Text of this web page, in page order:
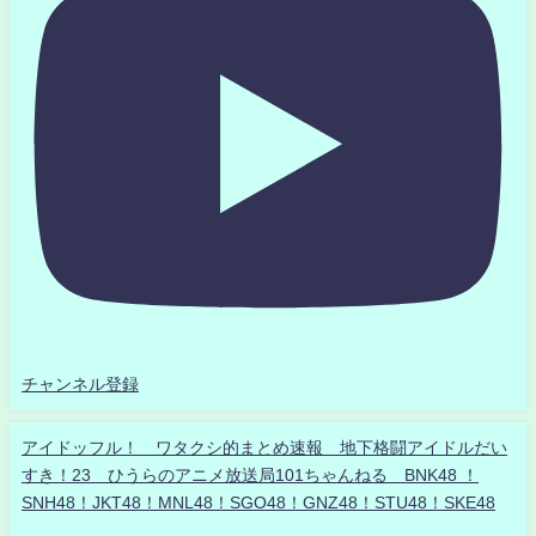
チャンネル登録
アイドッフル！ ワタクシ的まとめ速報 地下格闘アイドルだい
すき！23 ひうらのアニメ放送局101ちゃんねる BNK48 ！
SNH48！JKT48！MNL48！SGO48！GNZ48！STU48！SKE48